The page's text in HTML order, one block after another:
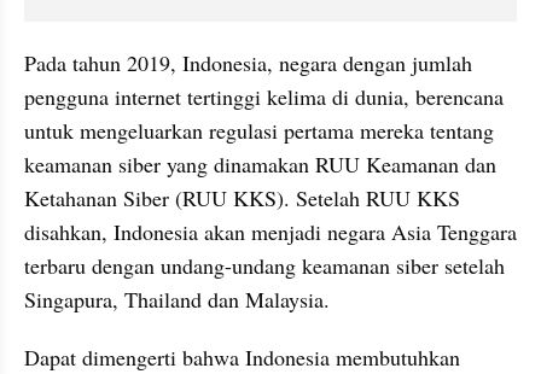
Pada tahun 2019, Indonesia, negara dengan jumlah
pengguna internet tertinggi kelima di dunia, berencana
untuk mengeluarkan regulasi pertama mereka tentang
keamanan siber yang dinamakan RUU Keamanan dan
Ketahanan Siber (RUU KKS). Setelah RUU KKS
disahkan, Indonesia akan menjadi negara Asia Tenggara
terbaru dengan undang-undang keamanan siber setelah
Singapura, Thailand dan Malaysia.
Dapat dimengerti bahwa Indonesia membutuhkan